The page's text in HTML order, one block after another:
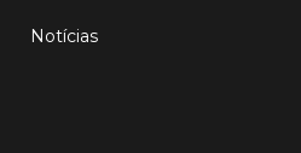
Notícias